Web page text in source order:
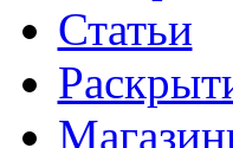
Статьи